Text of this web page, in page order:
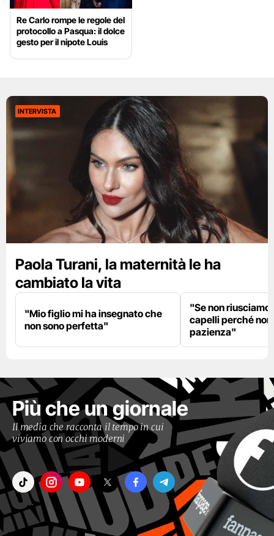
Re Carlo rompe le regole del
protocollo a Pasqua: il dolce
gesto per il nipote Louis
INTERVISTA
Paola Turani, la maternità le ha
cambiato la vita
"Mio figlio mi ha insegnato che
non sono perfetta"
"Se non riusciamo
capelli perché
pazienza"
Più che un giornale
Il media che racconta il tempo in cui
viviamo con occhi moderni